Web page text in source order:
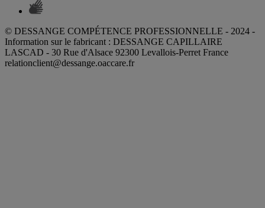
© DESSANGE COMPÉTENCE PROFESSIONNELLE - 2024 -
Information sur le fabricant : DESSANGE CAPILLAIRE
LASCAD - 30 Rue d'Alsace 92300 Levallois-Perret France
relationclient@dessange.oaccare.fr